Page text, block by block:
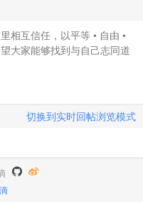
相互信任，以平等 • 自由 •
大家能够找到与自己志同道
切换到实时回帖浏览模式